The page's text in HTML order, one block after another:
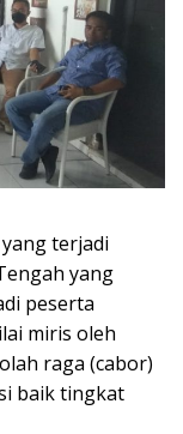
terjadi
yang
peserta
miris oleh
raga (cabor)
baik tingkat